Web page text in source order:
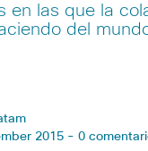
en las que la
del
2015 - 0